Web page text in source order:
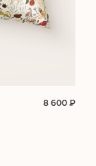
8 600 ₽